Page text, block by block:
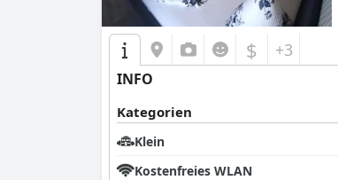
$ +3
INFO
Kategorien
Klein
Kostenfreies WLAN